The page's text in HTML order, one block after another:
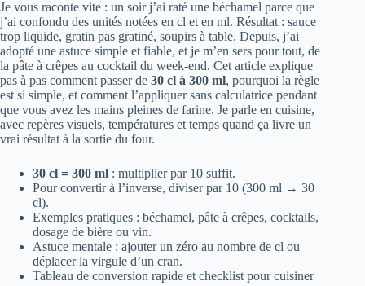
Je vous raconte vite : un soir j’ai raté une béchamel parce que
j’ai confondu des unités notées en cl et en ml. Résultat : sauce
trop liquide, gratin pas gratiné, soupirs à table. Depuis, j’ai
adopté une astuce simple et fiable, et je m’en sers pour tout, de
la pâte à crêpes au cocktail du week-end. Cet article explique
pas à pas comment passer de 30 cl à 300 ml, pourquoi la règle
est si simple, et comment l’appliquer sans calculatrice pendant
que vous avez les mains pleines de farine. Je parle en cuisine,
avec repères visuels, températures et temps quand ça livre un
vrai résultat à la sortie du four.
30 cl = 300 ml : multiplier par 10 suffit.
Pour convertir à l’inverse, diviser par 10 (300 ml → 30
cl).
Exemples pratiques : béchamel, pâte à crêpes, cocktails,
dosage de bière ou vin.
Astuce mentale : ajouter un zéro au nombre de cl ou
déplacer la virgule d’un cran.
Tableau de conversion rapide et checklist pour cuisiner